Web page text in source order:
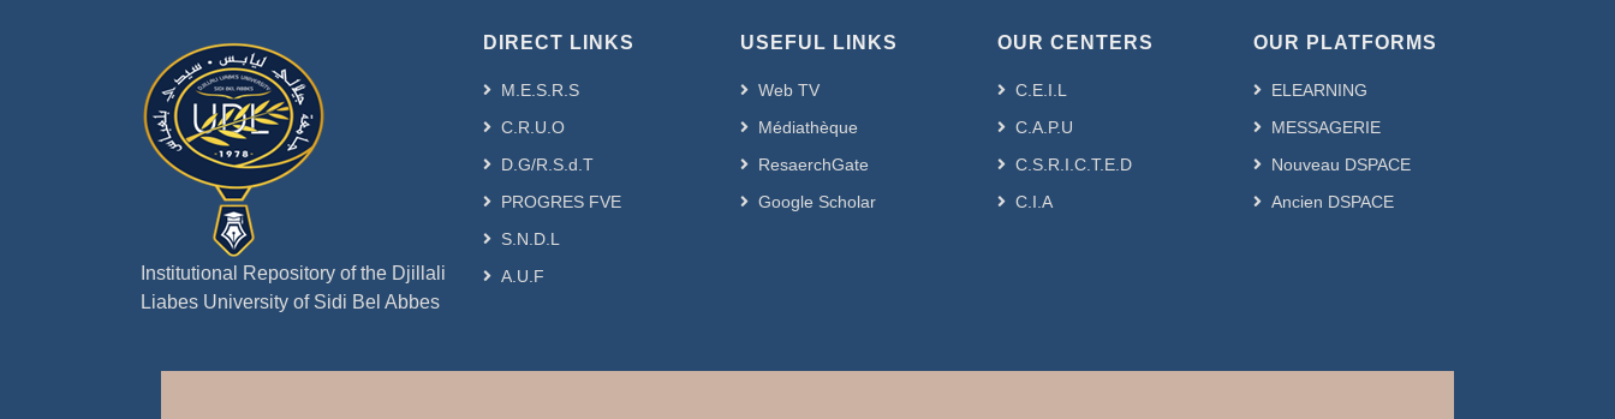
Institutional Repository of the Djillali
Liabes University of Sidi Bel Abbes
DIRECT LINKS
M.E.S.R.S
C.R.U.O
D.G/R.S.d.T
PROGRES FVE
S.N.D.L
A.U.F
USEFUL LINKS
Web TV
Médiathèque
ResaerchGate
Google Scholar
OUR CENTERS
C.E.I.L
C.A.P.U
C.S.R.I.C.T.E.D
C.I.A
OUR PLATFORMS
ELEARNING
MESSAGERIE
Nouveau DSPACE
Ancien DSPACE